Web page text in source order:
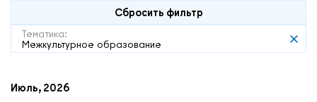
Сбросить фильтр
Тематика:
Межкультурное образование
Июль, 2026